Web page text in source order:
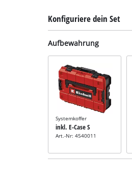
Konfiguriere dein Set
Aufbewahrung
Systemkoffer
inkl. E-Case S
Art.-Nr: 4540011